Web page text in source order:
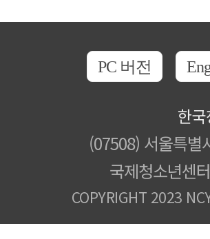
PC 버전
한
(07508) 서울특별
국제청소년센
COPYRIGHT 2023